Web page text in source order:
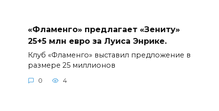
«Фламенго» предлагает «Зениту»
25+5 млн евро за Луиса Энрике.
Клуб «Фламенго» выставил предложение в
размере 25 миллионов
0 4